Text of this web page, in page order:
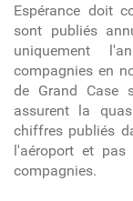
Espérance doit
sont publiés
uniquement
compagnies en
de Grand Case
assurent la
chiffres publiés
l'aéroport et pas
compagnies.